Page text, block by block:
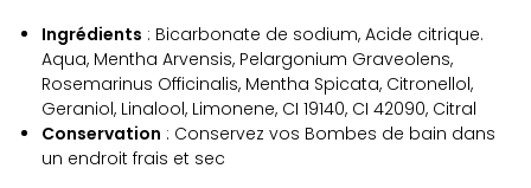
Ingrédients : Bicarbonate de sodium, Acide citrique.
Aqua, Mentha Arvensis, Pelargonium Graveolens,
Rosemarinus Officinalis, Mentha Spicata, Citronellol,
Geraniol, Linalool, Limonene, CI 19140, CI 42090, Citral
Conservation : Conservez vos Bombes de bain dans
un endroit frais et sec